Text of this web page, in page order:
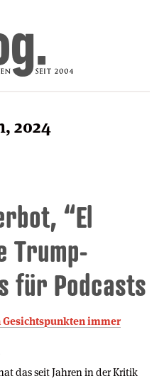
2024
“El
Trump-
für Podcasts
immer
das seit Jahren in der Kritik